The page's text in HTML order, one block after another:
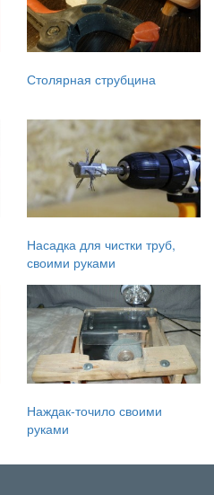
Столярная струбцина
Насадка для чистки труб,
своими руками
Наждак-точило своими
руками